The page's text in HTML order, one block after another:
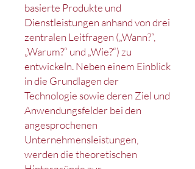
basierte Produkte und
Dienstleistungen anhand von drei
zentralen Leitfragen („Wann?“,
„Warum?“ und „Wie?“) zu
entwickeln. Neben einem Einblick
in die Grundlagen der
Technologie sowie deren Ziel und
Anwendungsfelder bei den
angesprochenen
Unternehmensleistungen,
werden die theoretischen